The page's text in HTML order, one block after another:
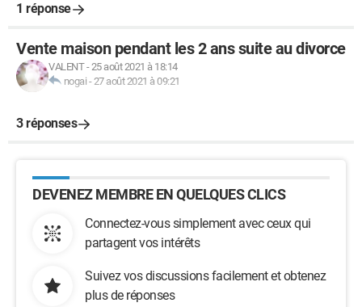
1 réponse
Vente maison pendant les 2 ans suite au divorce
VALENT-25 août 2021 à 18:14
nogai -27 août 2021 à 09:21
3 réponses
DEVENEZ MEMBRE EN QUELQUES CLICS
Connectez-vous simplement avec ceux qui
partagent vos intérêts
Suivez vos discussions facilement et obtenez
plus de réponses